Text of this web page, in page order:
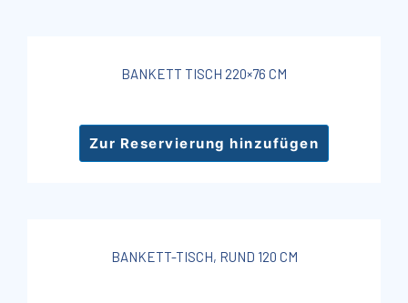
BANKETT TISCH 220×76 CM
Zur Reservierung hinzufügen
BANKETT-TISCH, RUND 120 CM